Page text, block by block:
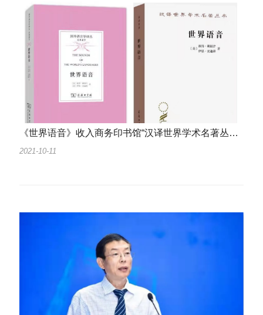
《世界语音》收入商务印书馆“汉译世界学术名著丛书”并再版
2021-10-11